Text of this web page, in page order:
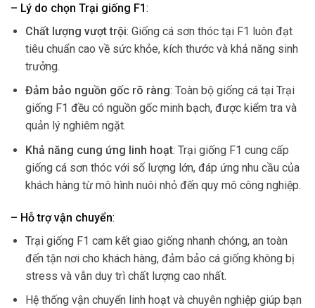
– Lý do chọn Trại giống F1:
Chất lượng vượt trội: Giống cá sơn thóc tại F1 luôn đạt
tiêu chuẩn cao về sức khỏe, kích thước và khả năng sinh
trưởng.
Đảm bảo nguồn gốc rõ ràng: Toàn bộ giống cá tại Trại
giống F1 đều có nguồn gốc minh bạch, được kiểm tra và
quản lý nghiêm ngặt.
Khả năng cung ứng linh hoạt: Trại giống F1 cung cấp
giống cá sơn thóc với số lượng lớn, đáp ứng nhu cầu của
khách hàng từ mô hình nuôi nhỏ đến quy mô công nghiệp.
– Hỗ trợ vận chuyển:
Trại giống F1 cam kết giao giống nhanh chóng, an toàn
đến tận nơi cho khách hàng, đảm bảo cá giống không bị
stress và vẫn duy trì chất lượng cao nhất.
Hệ thống vận chuyển linh hoạt và chuyên nghiệp giúp bạn